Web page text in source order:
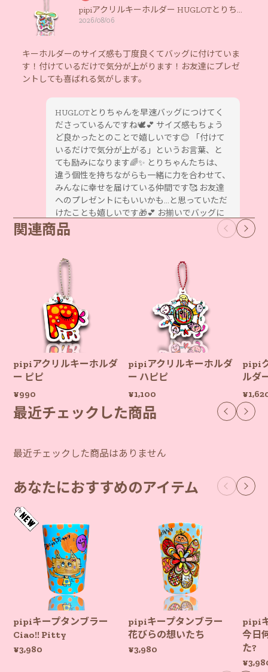
pipiアクリルキーホルダー HUGLOTとりちゃん
2026/08/06
キーホルダーのサイズ感も丁度良くてバッグに付けていま
す！付けているだけで気分が上がります！お友達にプレゼ
ントしても喜ばれる気がします。
HUGLOTとりちゃんを早速バッグにつけてく
ださっているんですね🕊️💕 サイズ感もちょう
ど良かったとのことで嬉しいです😊 「付けて
いるだけで気分が上がる」というお言葉、と
ても励みになります🌈✨ とりちゃんたちは、
違う個性を持ちながらも一緒に力を合わせて、
みんなに幸せを届けている仲間です🥰 お友達
へのプレゼントにもいいかも…と思っていただ
けたことも嬉しいです🎁💕 お揃いでバッグに
つけるのも可愛いですね😊 この度はpipiを選ん
でいただき、本当にありがとうございました✨
実物を見たら他もと思ってしまって… 検討中です
素敵なレビューをありがとうございます。 実
物をご覧いただいて「他も…」と思っていただ
けたなんて、本当に嬉しいです。 とりちゃん
を気に入っていただけたこと、作り手として何
よりの励みになります。 アクリルキーホルダ
て、また違った可愛さがあります。 ぜひゆっ
くりご検討くださいね。 またご縁をいただけ
当にありがとうございました。
関連商品
pipiアクリルキーホルダ
ー ピピ
¥990
pipiアクリルキーホルダ
ー ハピピ
¥1,100
pipi
ルダ
最近チェックした商品
最近チェックした商品はありません
あなたにおすすめのアイテム
pipiキープタンブラー
Ciao!! Pitty
¥3,980
pipiキープタンブラー
花びらの想いたち
¥3,980
pipi
今日
た?